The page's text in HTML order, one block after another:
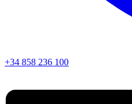
+34 858 236 100